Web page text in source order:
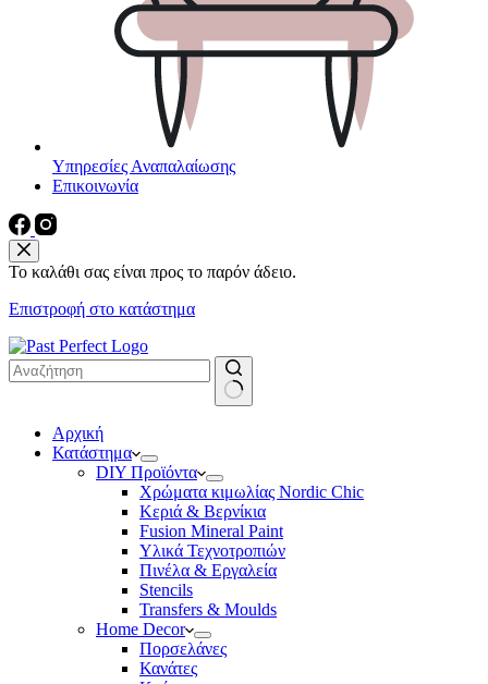
Υπηρεσίες Αναπαλαίωσης
Επικοινωνία
Το καλάθι σας είναι προς το παρόν άδειο.
Επιστροφή στο κατάστημα
results
Αρχική
Κατάστημα
DIY Προϊόντα
Χρώματα κιμωλίας Nordic Chic
Κεριά & Βερνίκια
Fusion Mineral Paint
Υλικά Τεχνοτροπιών
Πινέλα & Εργαλεία
Stencils
Transfers & Moulds
Home Decor
Πορσελάνες
Κανάτες